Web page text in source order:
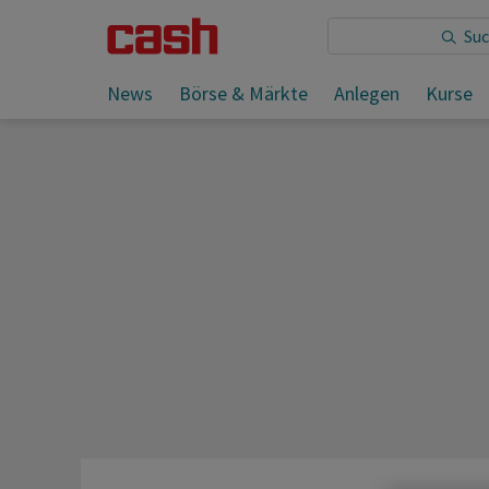
News Börse & Märkte Anlegen Kurse
Sie lesen: